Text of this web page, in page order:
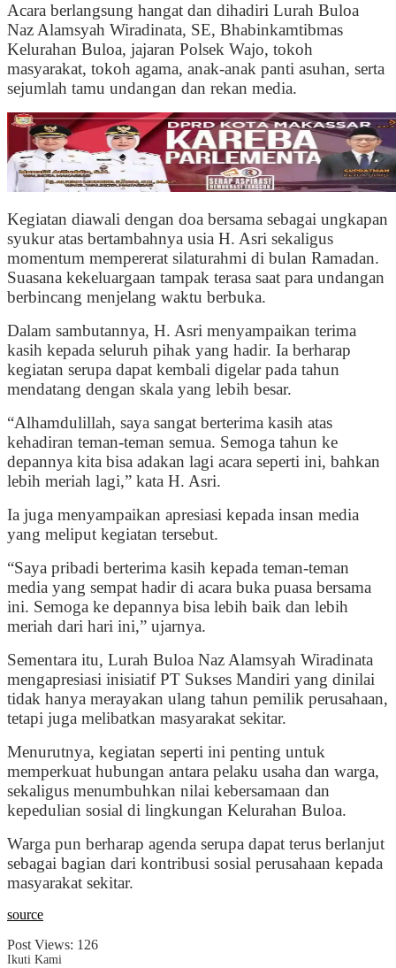
Acara berlangsung hangat dan dihadiri Lurah Buloa
Naz Alamsyah Wiradinata, SE, Bhabinkamtibmas
Kelurahan Buloa, jajaran Polsek Wajo, tokoh
masyarakat, tokoh agama, anak-anak panti asuhan, serta
sejumlah tamu undangan dan rekan media.
Kegiatan diawali dengan doa bersama sebagai ungkapan
syukur atas bertambahnya usia H. Asri sekaligus
momentum mempererat silaturahmi di bulan Ramadan.
Suasana kekeluargaan tampak terasa saat para undangan
berbincang menjelang waktu berbuka.
Dalam sambutannya, H. Asri menyampaikan terima
kasih kepada seluruh pihak yang hadir. Ia berharap
kegiatan serupa dapat kembali digelar pada tahun
mendatang dengan skala yang lebih besar.
“Alhamdulillah, saya sangat berterima kasih atas
kehadiran teman-teman semua. Semoga tahun ke
depannya kita bisa adakan lagi acara seperti ini, bahkan
lebih meriah lagi,” kata H. Asri.
Ia juga menyampaikan apresiasi kepada insan media
yang meliput kegiatan tersebut.
“Saya pribadi berterima kasih kepada teman-teman
media yang sempat hadir di acara buka puasa bersama
ini. Semoga ke depannya bisa lebih baik dan lebih
meriah dari hari ini,” ujarnya.
Sementara itu, Lurah Buloa Naz Alamsyah Wiradinata
mengapresiasi inisiatif PT Sukses Mandiri yang dinilai
tidak hanya merayakan ulang tahun pemilik perusahaan,
tetapi juga melibatkan masyarakat sekitar.
Menurutnya, kegiatan seperti ini penting untuk
memperkuat hubungan antara pelaku usaha dan warga,
sekaligus menumbuhkan nilai kebersamaan dan
kepedulian sosial di lingkungan Kelurahan Buloa.
Warga pun berharap agenda serupa dapat terus berlanjut
sebagai bagian dari kontribusi sosial perusahaan kepada
masyarakat sekitar.
source
Post Views: 126
Ikuti Kami